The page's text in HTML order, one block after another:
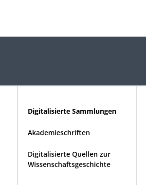
Digitalisierte Sammlungen
Akademieschriften
Digitalisierte Quellen zur
Wissenschaftsgeschichte